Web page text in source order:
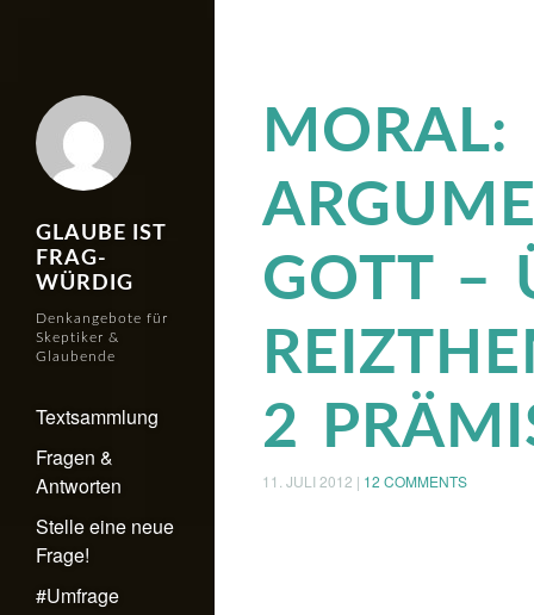
GLAUBE IST
FRAG-
WÜRDIG
Denkangebote für
Skeptiker &
Glaubende
Textsammlung
Fragen &
Antworten
Stelle eine neue
Frage!
#Umfrage
MORAL:
GOTT –
2
11. JULI 2012 | 12 COMMENTS